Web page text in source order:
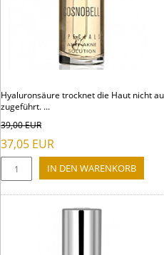
Hyaluronsäure trocknet die Haut nicht
zugeführt. ...
39,00EUR
37,05 EUR